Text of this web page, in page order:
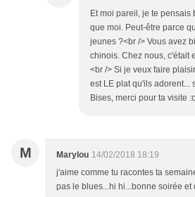
Et moi pareil, je te
que moi. Peut-être parce
jeunes ?<br /> Vous avez
chinois. Chez nous, c'était
<br /> Si je veux faire
est LE plat qu'ils adorent...
Bises, merci pour ta visite
M Marylou 14/02/2018 18:19
j'aime comme tu racontes ta
pas le blues...hi hi...bonne soirée et